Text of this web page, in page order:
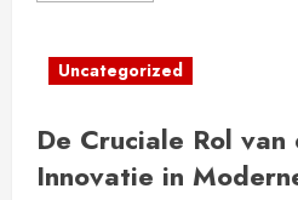
Uncategorized
De Cruciale Rol
Innovatie in